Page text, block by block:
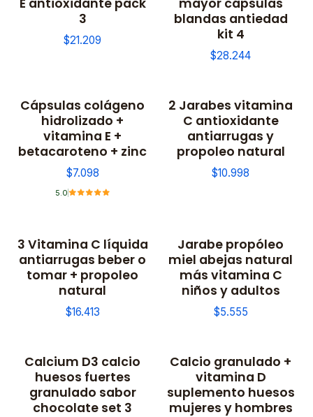
3
$21.209
blandas antiedad
kit 4
$28.244
Cápsulas colágeno
hidrolizado +
vitamina E +
betacaroteno + zinc
$7.098
5.0
2 Jarabes vitamina
C antioxidante
antiarrugas y
propoleo natural
$10.998
3 Vitamina C líquida
antiarrugas beber o
tomar + propoleo
natural
$16.413
Jarabe propóleo
miel abejas natural
más vitamina C
niños y adultos
$5.555
Calcium D3 calcio
huesos fuertes
granulado sabor
chocolate set 3
Calcio granulado +
vitamina D
suplemento huesos
mujeres y hombres